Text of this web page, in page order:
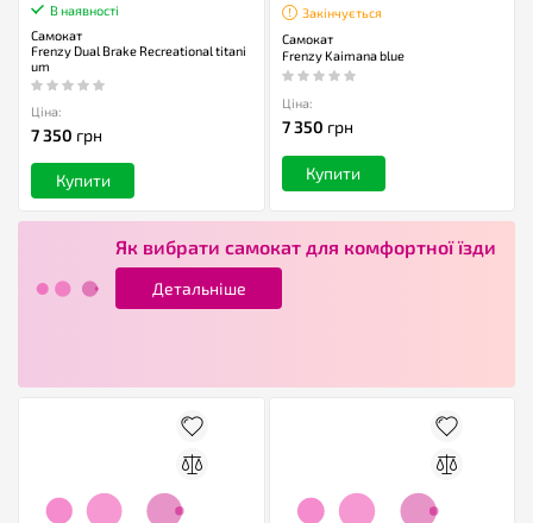
В наявності
Самокат
Frenzy Dual Brake Recreational titani
um
Ціна:
7 350 грн
Купити
Закінчується
Самокат
Frenzy Kaimana blue
Ціна:
7 350 грн
Купити
Як вибрати самокат для комфортної їзди
Детальніше